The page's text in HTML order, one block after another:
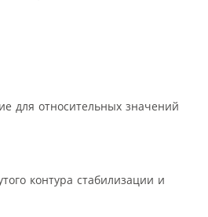
для относительных значений
контура стабилизации и